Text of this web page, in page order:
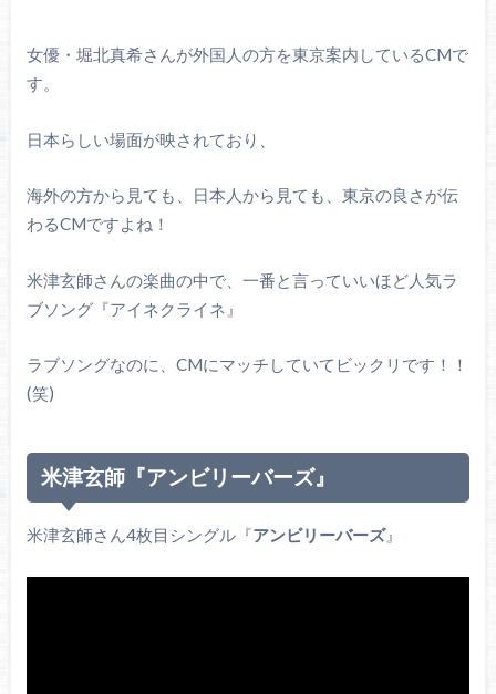
女優・堀北真希さんが外国人の方を東京案内しているCMで
す。
日本らしい場面が映されており、
海外の方から見ても、日本人から見ても、東京の良さが伝
わるCMですよね！
米津玄師さんの楽曲の中で、一番と言っていいほど人気ラ
ブソング『アイネクライネ』
ラブソングなのに、CMにマッチしていてビックリです！！
(笑)
米津玄師『アンビリーバーズ』
米津玄師さん4枚目シングル『アンビリーバーズ』